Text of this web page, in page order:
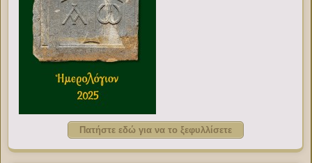
Πατήστε εδώ για να το ξεφυλλίσετε